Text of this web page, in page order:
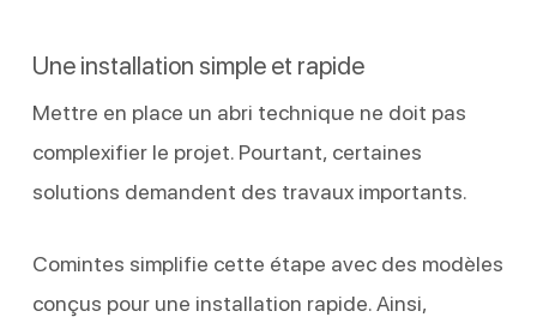
Une installation simple et rapide
Mettre en place un abri technique ne doit pas
complexifier le projet. Pourtant, certaines
solutions demandent des travaux importants.
Comintes simplifie cette étape avec des modèles
conçus pour une installation rapide. Ainsi,